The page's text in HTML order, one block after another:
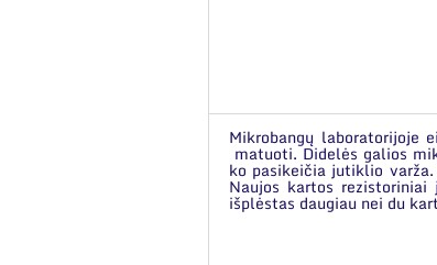
Mikrobangų laboratorijoje
matuoti. Didelės galios
ko pasikeičia jutiklio
Naujos kartos
išplėstas daugiau nei du